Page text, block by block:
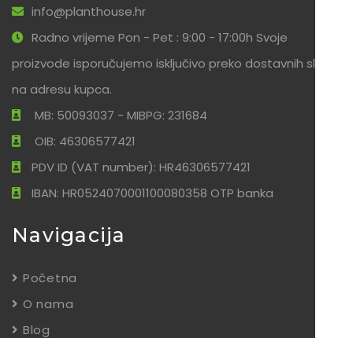
info@planthouse.hr
Radno vrijeme Pon - Pet : 9:00 - 17:00h Svoje
proizvode isporučujemo isključivo preko dostavnih službi
na adresu kupca.
MB: 50093037 - MIBPG: 231684
OIB: 46306577421
PDV ID (VAT number): HR46306577421
IBAN: HR0524070001100080358 OTP banka
Navigacija
Početna
O nama
Blog